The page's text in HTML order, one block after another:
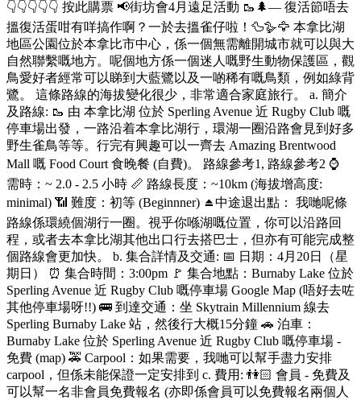
👇👇👇👇👇 按此購票 📢街坊會4月遠足活動 🥾🌲— 復活節唔去
搵復活蛋咁有咩搞作啊？一於去搵雀仔啦！🦆🪿🦅 本拿比湖
地區公園位於本拿比市中心，係一個無需離開城市就可以與大
自然聯繫嘅地方。呢個地方係一個迷人嘅野生動物保護區，觀
鳥愛好者經常可以睇到大藍鷺以及一啲稀有嘅鳥類，例如綠背
鷺。 這條路線的海拔變化很少，非常適合家庭旅行。 a. 簡介
及路線: 🥾 由 本拿比湖 位於 Sperling Avenue 近 Rugby Club 嘅
停車場出發，一路沿着本拿比湖行，環湖一圈沿路會見到好多
野生雀鳥等等。行完有興趣可以一齊去 Amazing Brentwood
Mall 嘅 Food Court 食晚餐 (自費)。 路線參考1, 路線參考2 ⌚
需時：~ 2.0 - 2.5 小時 📏 路線長度：~10km (海拔增高度:
minimal) 📶 難度：初等 (Beginnner) ⏏️中途退出點： 我哋呢條
路線係環繞個湖行一圈。視乎你喺湖嘅位置，你可以沿路回
程，或者去本拿比湖其他出口行去搭巴士，但亦有可能完成整
個路線會更加快。 b. 集合詳情及交通: 📅 日期：4月20日（星
期日） ⏰ 集合時間：3:00pm 🚩 集合地點：Burnaby Lake 位於
Sperling Avenue 近 Rugby Club 嘅停車場 Google Map (唔好去咗
其他停車場呀!!) 🚌 到達交通：坐 Skytrain Millennium 線去
Sperling Burnaby Lake 站，然後行大概15分鐘 🚗 泊車：
Burnaby Lake 位於 Sperling Avenue 近 Rugby Club 嘅停車場 -
免費 (map) 🚕 Carpool：如果需要，我哋可以幫手盡力安排
carpool，但係未能保證一定安排到 c. 費用: 👫🏻 會員 - 免費及
可以幫一名非會員免費報名 (亦即係會員可以免費報名兩個人